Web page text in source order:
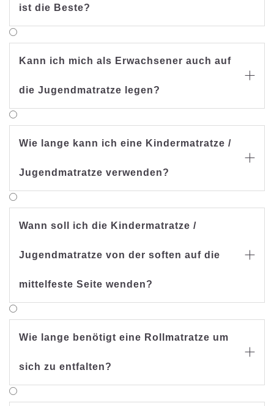
ist die Beste?
Kann ich mich als Erwachsener auch auf
die Jugendmatratze legen?

Wie lange kann ich eine Kindermatratze /
Jugendmatratze verwenden?

Wann soll ich die Kindermatratze /
Jugendmatratze von der soften auf die
mittelfeste Seite wenden?

Wie lange benötigt eine Rollmatratze um
sich zu entfalten?
